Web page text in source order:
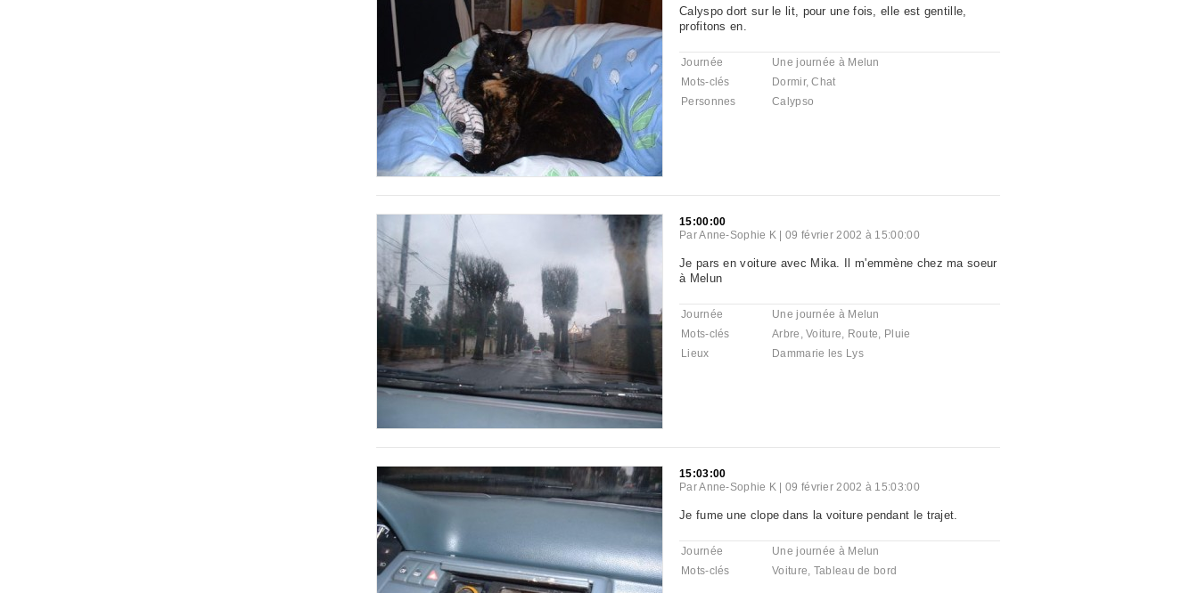
Calyspo dort sur le lit, pour une fois, elle est gentille,
profitons en.
Journée
Une journée à Melun
Mots-clés
Dormir,Chat
Personnes
Calypso
15:00:00
ParAnne-Sophie K |09 février 2002 à 15:00:00
Je pars en voiture avec Mika. Il m'emmène chez ma soeur
à Melun
Journée
Une journée à Melun
Mots-clés
Arbre ,Voiture, Route, Pluie
Lieux
Dammarie les Lys
15:03:00
ParAnne-Sophie K |09 février 2002 à 15:03:00
Je fume une clope dans la voiture pendant le trajet.
Journée
Une journée à Melun
Mots-clés
Voiture, Tableau de bord